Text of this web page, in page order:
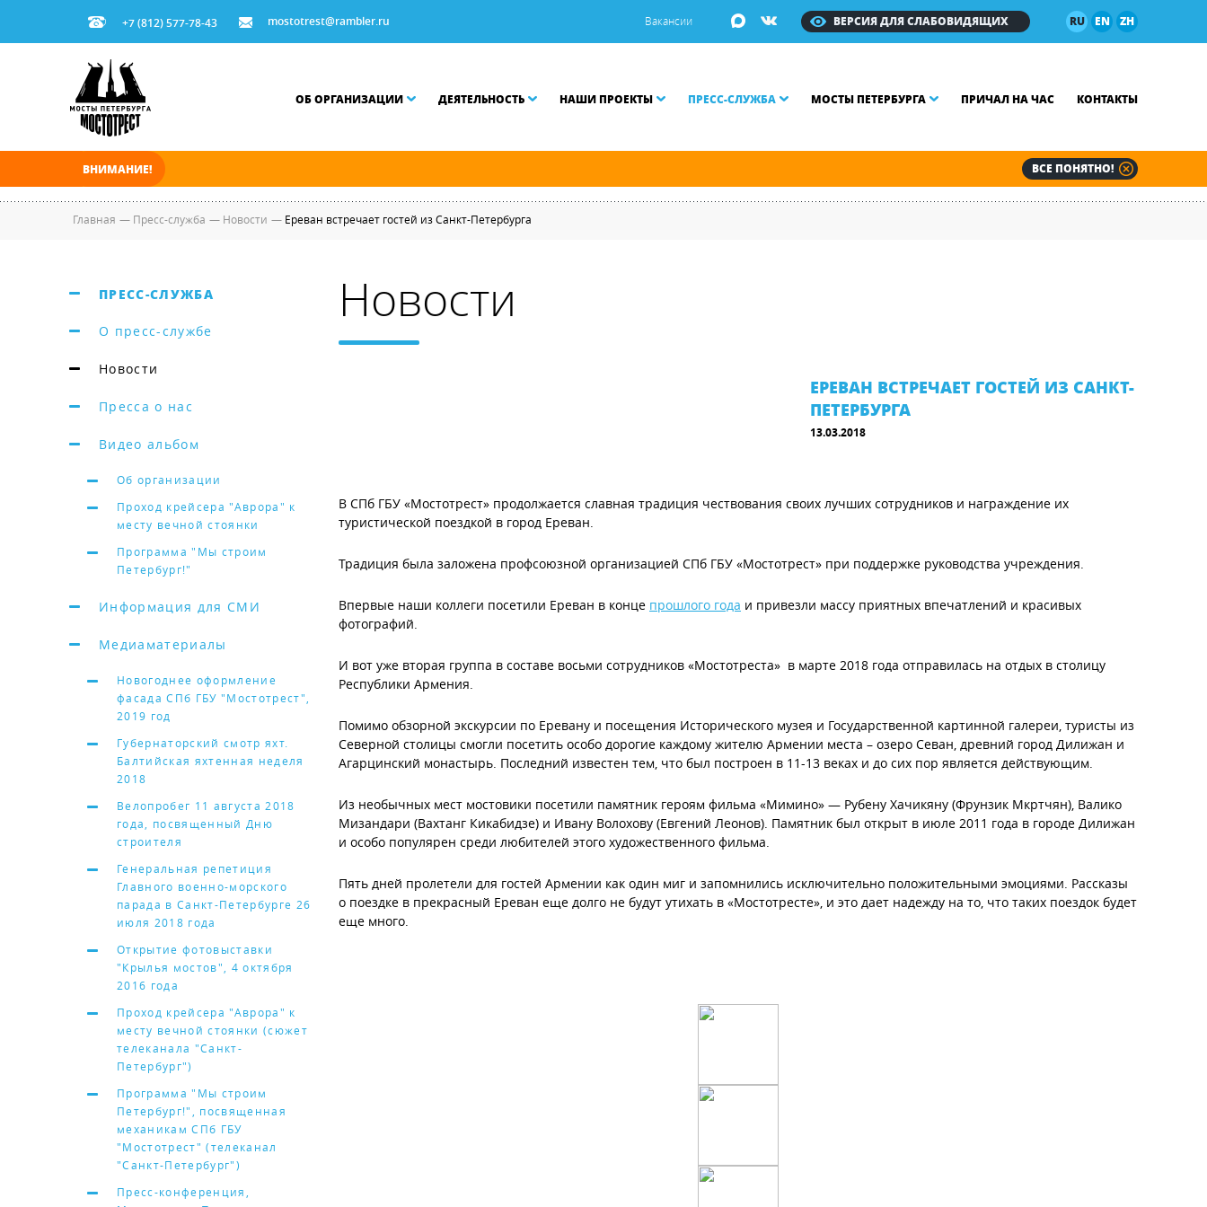
+7 (812) 577-78-43 mostotrest@rambler.ru RU EN ZH
ВЕРСИЯ ДЛЯ СЛАБОВИДЯЩИХ
Вакансии
ОБ ОРГАНИЗАЦИИ ДЕЯТЕЛЬНОСТЬ НАШИ ПРОЕКТЫ ПРЕСС-СЛУЖБА МОСТЫ ПЕТЕРБУРГА ПРИЧАЛ НА ЧАС КОНТАКТЫ
ВНИМАНИЕ! ВСЕ ПОНЯТНО!
Главная — Пресс-служба — Новости — Ереван встречает гостей из Санкт-Петербурга
ПРЕСС-СЛУЖБА
О пресс-службе
Новости
Пресса о нас
Видео альбом
Об организации
Проход крейсера "Аврора" к
месту вечной стоянки
Программа "Мы строим
Петербург!"
Информация для СМИ
Медиаматериалы
Новогоднее оформление
фасада СПб ГБУ "Мостотрест",
2019 год
Губернаторский смотр яхт.
Балтийская яхтенная неделя
2018
Велопробег 11 августа 2018
года, посвященный Дню
строителя
Генеральная репетиция
Главного военно-морского
парада в Санкт-Петербурге 26
июля 2018 года
Открытие фотовыставки
"Крылья мостов", 4 октября
2016 года
Проход крейсера "Аврора" к
месту вечной стоянки (сюжет
телеканала "Санкт-
Петербург")
Программа "Мы строим
Петербург!", посвященная
механикам СПб ГБУ
"Мостотрест" (телеканал
"Санкт-Петербург")
Пресс-конференция,
Новости
ЕРЕВАН ВСТРЕЧАЕТ ГОСТЕЙ ИЗ САНКТ-
ПЕТЕРБУРГА
13.03.2018
В СПб ГБУ «Мостотрест» продолжается славная традиция чествования своих лучших сотрудников и награждение их
туристической поездкой в город Ереван.
Традиция была заложена профсоюзной организацией СПб ГБУ «Мостотрест» при поддержке руководства учреждения.
Впервые наши коллеги посетили Ереван в конце прошлого года и привезли массу приятных впечатлений и красивых
фотографий.
И вот уже вторая группа в составе восьми сотрудников «Мостотреста» в марте 2018 года отправилась на отдых в столицу
Республики Армения.
Помимо обзорной экскурсии по Еревану и посещения Исторического музея и Государственной картинной галереи, туристы из
Северной столицы смогли посетить особо дорогие каждому жителю Армении места – озеро Севан, древний город Дилижан и
Агарцинский монастырь. Последний известен тем, что был построен в 11-13 веках и до сих пор является действующим.
Из необычных мест мостовики посетили памятник героям фильма «Мимино» — Рубену Хачикяну (Фрунзик Мкртчян), Валико
Мизандари (Вахтанг Кикабидзе) и Ивану Волохову (Евгений Леонов). Памятник был открыт в июле 2011 года в городе Дилижан
и особо популярен среди любителей этого художественного фильма.
Пять дней пролетели для гостей Армении как один миг и запомнились исключительно положительными эмоциями. Рассказы
о поездке в прекрасный Ереван еще долго не будут утихать в «Мостотресте», и это дает надежду на то, что таких поездок будет
еще много.